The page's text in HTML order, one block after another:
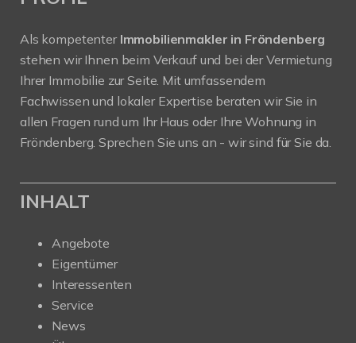
Als kompetenter Immobilienmakler in Fröndenberg
stehen wir Ihnen beim Verkauf und bei der Vermietung
Ihrer Immobilie zur Seite. Mit umfassendem
Fachwissen und lokaler Expertise beraten wir Sie in
allen Fragen rund um Ihr Haus oder Ihre Wohnung in
Fröndenberg. Sprechen Sie uns an - wir sind für Sie da.
INHALT
Angebote
Eigentümer
Interessenten
Service
News